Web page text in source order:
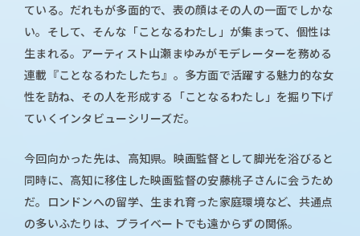
ている。だれもが多面的で、表の顔はその人の一面でしかな
い。そして、そんな「ことなるわたし」が集まって、個性は
生まれる。アーティスト山瀬まゆみがモデレーターを務める
連載『ことなるわたしたち』。多方面で活躍する魅力的な女
性を訪ね、その人を形成する「ことなるわたし」を掘り下げ
ていくインタビューシリーズだ。
今回向かった先は、高知県。映画監督として脚光を浴びると
同時に、高知に移住した映画監督の安藤桃子さんに会うため
だ。ロンドンへの留学、生まれ育った家庭環境など、共通点
の多いふたりは、プライベートでも遠からずの関係。